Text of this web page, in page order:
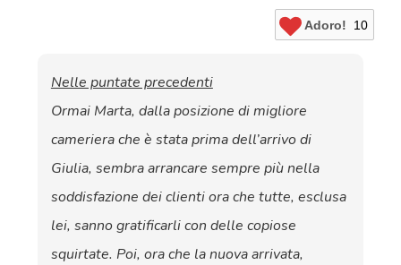
Adoro! 10
Nelle puntate precedenti
Ormai Marta, dalla posizione di migliore
cameriera che è stata prima dell’arrivo di
Giulia, sembra arrancare sempre più nella
soddisfazione dei clienti ora che tutte, esclusa
lei, sanno gratificarli con delle copiose
squirtate. Poi, ora che la nuova arrivata,